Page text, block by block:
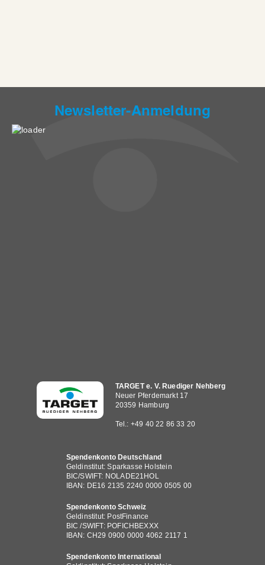
Newsletter-Anmeldung
Hauptnavigation
TARGET e. V. Ruediger Nehberg
Neuer Pferdemarkt 17
20359 Hamburg
Tel.: +49 40 22 86 33 20
Spendenkonto Deutschland
Geldinstitut: Sparkasse Holstein
BIC/SWIFT: NOLADE21HOL
IBAN: DE16 2135 2240 0000 0505 00
Spendenkonto Schweiz
Geldinstitut: PostFinance
BIC /SWIFT: POFICHBEXXX
IBAN: CH29 0900 0000 4062 2117 1
Spendenkonto International